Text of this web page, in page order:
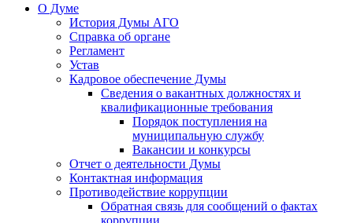
О Думе
История Думы АГО
Справка об органе
Регламент
Устав
Кадровое обеспечение Думы
Сведения о вакантных должностях и
квалификационные требования
Порядок поступления на
муниципальную службу
Вакансии и конкурсы
Отчет о деятельности Думы
Контактная информация
Противодействие коррупции
Обратная связь для сообщений о фактах
коррупции